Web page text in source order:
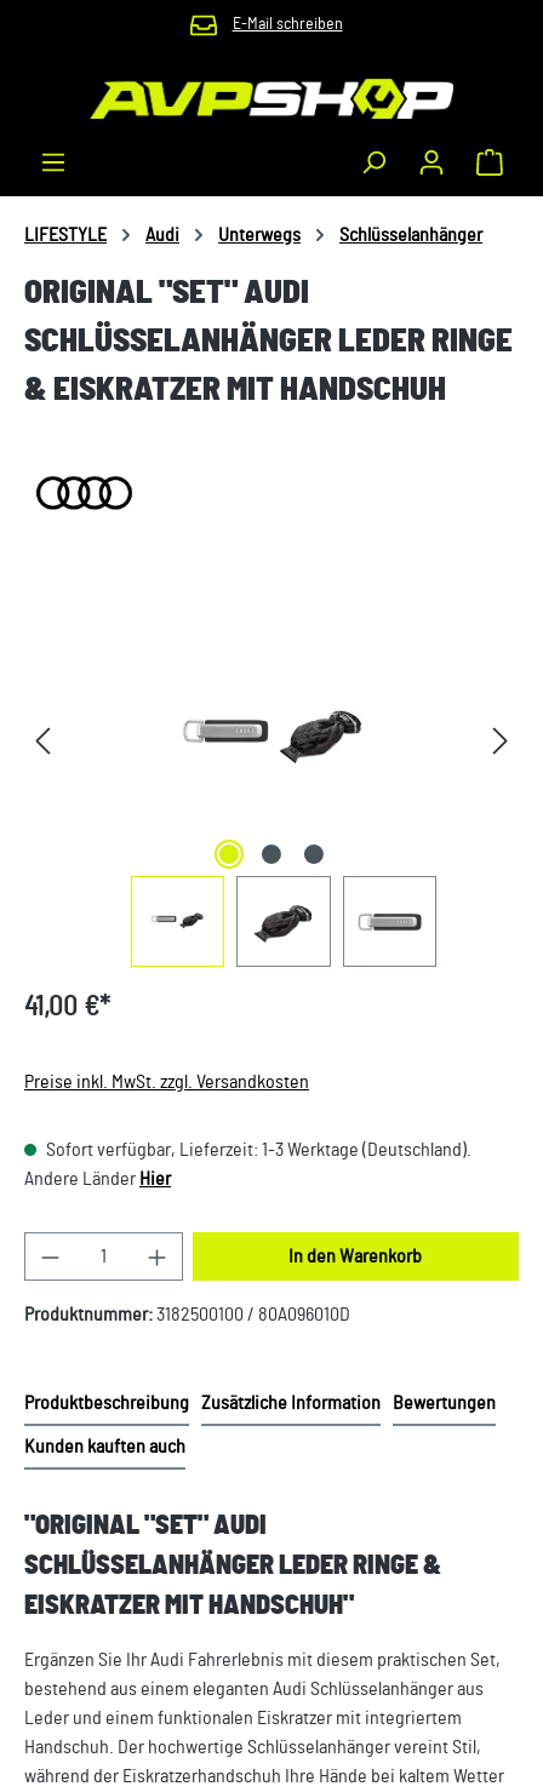
Zum Hauptinhalt springen E-Mail schreiben
LIFESTYLE Audi Unterwegs Schlüsselanhänger
ORIGINAL "SET" AUDI
SCHLÜSSELANHÄNGER LEDER RINGE
& EISKRATZER MIT HANDSCHUH
41,00 €*
Preise inkl. MwSt. zzgl. Versandkosten
Sofort verfügbar, Lieferzeit: 1-3 Werktage (Deutschland).
Andere Länder Hier
Produkt Anzahl: Gib den gewünschten Wert ein
In den Warenkorb
Produktnummer:3182500100 / 80A096010D
Produktbeschreibung Zusätzliche Information Bewertungen
Kunden kauften auch
"ORIGINAL "SET" AUDI
SCHLÜSSELANHÄNGER LEDER RINGE &
EISKRATZER MIT HANDSCHUH"
Ergänzen Sie Ihr Audi Fahrerlebnis mit diesem praktischen Set,
bestehend aus einem eleganten Audi Schlüsselanhänger aus
Leder und einem funktionalen Eiskratzer mit integriertem
Handschuh. Der hochwertige Schlüsselanhänger vereint Stil,
während der Eiskratzerhandschuh Ihre Hände bei kaltem Wetter